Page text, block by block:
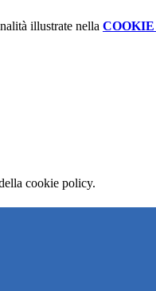
illustrate nella
cookie policy.